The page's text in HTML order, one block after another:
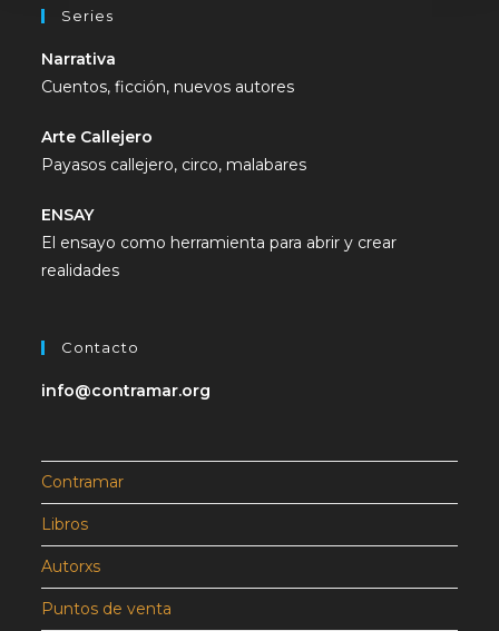
Series
Narrativa
Cuentos, ficción, nuevos autores
Arte Callejero
Payasos callejero, circo, malabares
ENSAY
El ensayo como herramienta para abrir y crear
realidades
Contacto
info@contramar.org
Contramar
Libros
Autorxs
Puntos de venta